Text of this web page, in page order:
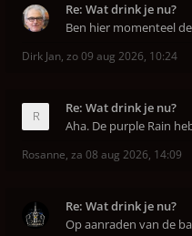
Re: Wat drink je nu?
Ben hier momenteel
Dirk Jan, zo 09 aug 2026, 10:24
Re: Wat drink je nu?
Aha. De purple Rain
Rosanne, za 08 aug 2026, 14:09
Re: Wat drink je nu?
Op aanraden van de